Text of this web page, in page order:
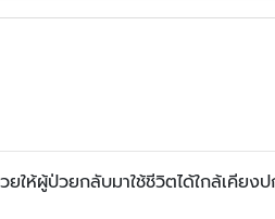
ให้ผู้ป่วยกลับมาใช้ชีวิตได้ใกล้เคียง